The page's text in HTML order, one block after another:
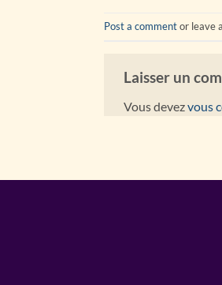
Post a commentor leave
Laisser un
Vous devezvous